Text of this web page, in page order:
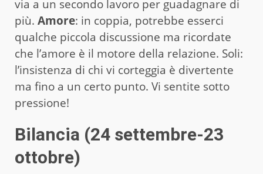
via a un secondo lavoro per guadagnare di
più. Amore: in coppia, potrebbe esserci
qualche piccola discussione ma ricordate
che l’amore è il motore della relazione. Soli:
l’insistenza di chi vi corteggia è divertente
ma fino a un certo punto. Vi sentite sotto
pressione!
Bilancia (24 settembre-23
ottobre)